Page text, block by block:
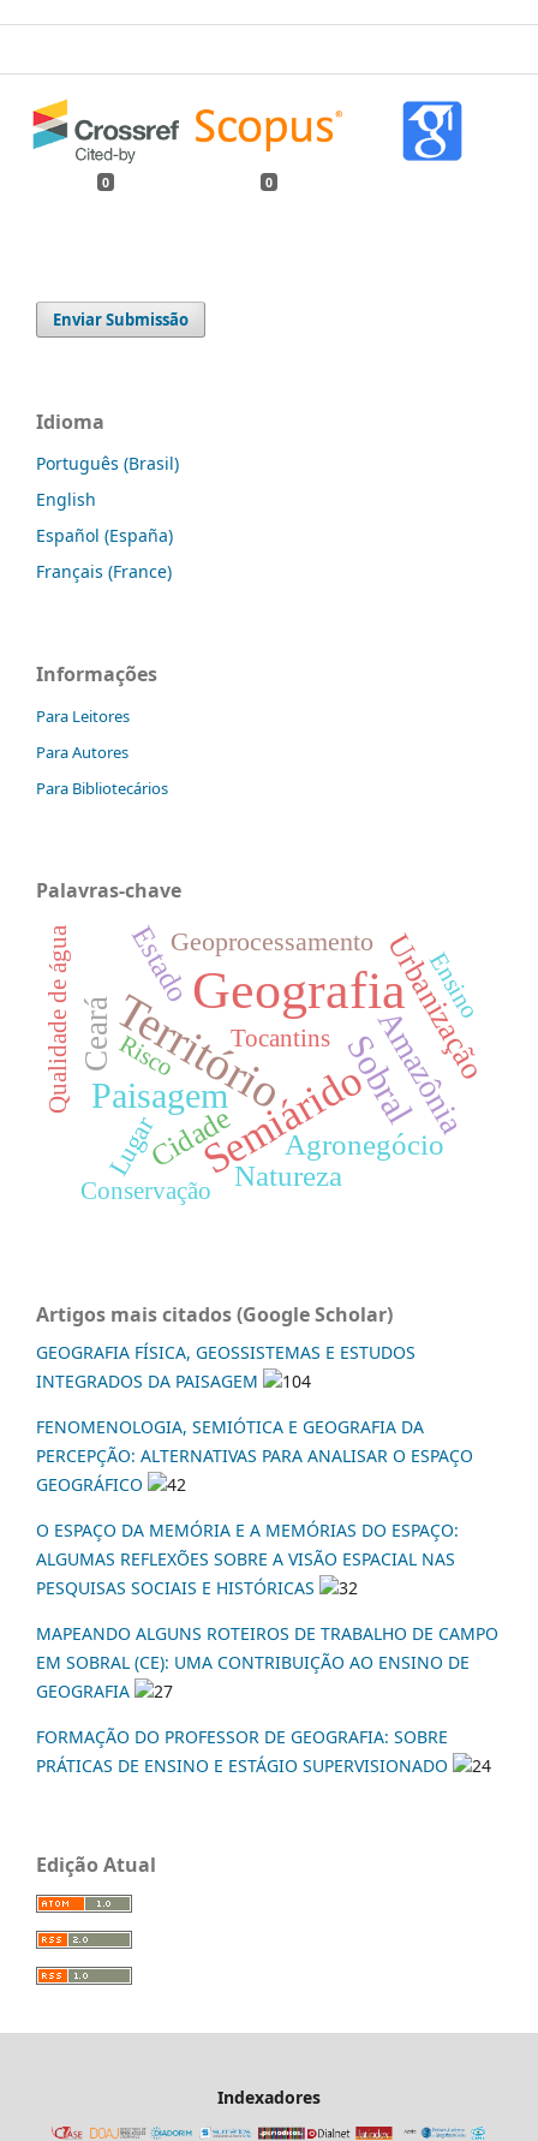
0 0
Enviar Submissão
Idioma
Português (Brasil)
English
Español (España)
Français (France)
Informações
Para Leitores
Para Autores
Para Bibliotecários
Palavras-chave
Geografia
Território
SemiáridoSobral
Paisagem
Ceará Amazônia
Urbanização
Agronegócio
Cidade
Natureza
Estado
Lugar
Geoprocessamento
Qualidade de água Tocantins
Risco
Conservação
Ensino
Artigos mais citados (Google Scholar)
GEOGRAFIA FÍSICA, GEOSSISTEMAS E ESTUDOS
INTEGRADOS DA PAISAGEM
104
FENOMENOLOGIA, SEMIÓTICA E GEOGRAFIA DA
PERCEPÇÃO: ALTERNATIVAS PARA ANALISAR O ESPAÇO
GEOGRÁFICO
42
O ESPAÇO DA MEMÓRIA E A MEMÓRIAS DO ESPAÇO:
ALGUMAS REFLEXÕES SOBRE A VISÃO ESPACIAL NAS
PESQUISAS SOCIAIS E HISTÓRICAS
32
MAPEANDO ALGUNS ROTEIROS DE TRABALHO DE CAMPO
EM SOBRAL (CE): UMA CONTRIBUIÇÃO AO ENSINO DE
GEOGRAFIA
27
FORMAÇÃO DO PROFESSOR DE GEOGRAFIA: SOBRE
PRÁTICAS DE ENSINO E ESTÁGIO SUPERVISIONADO
24
Edição Atual
Indexadores